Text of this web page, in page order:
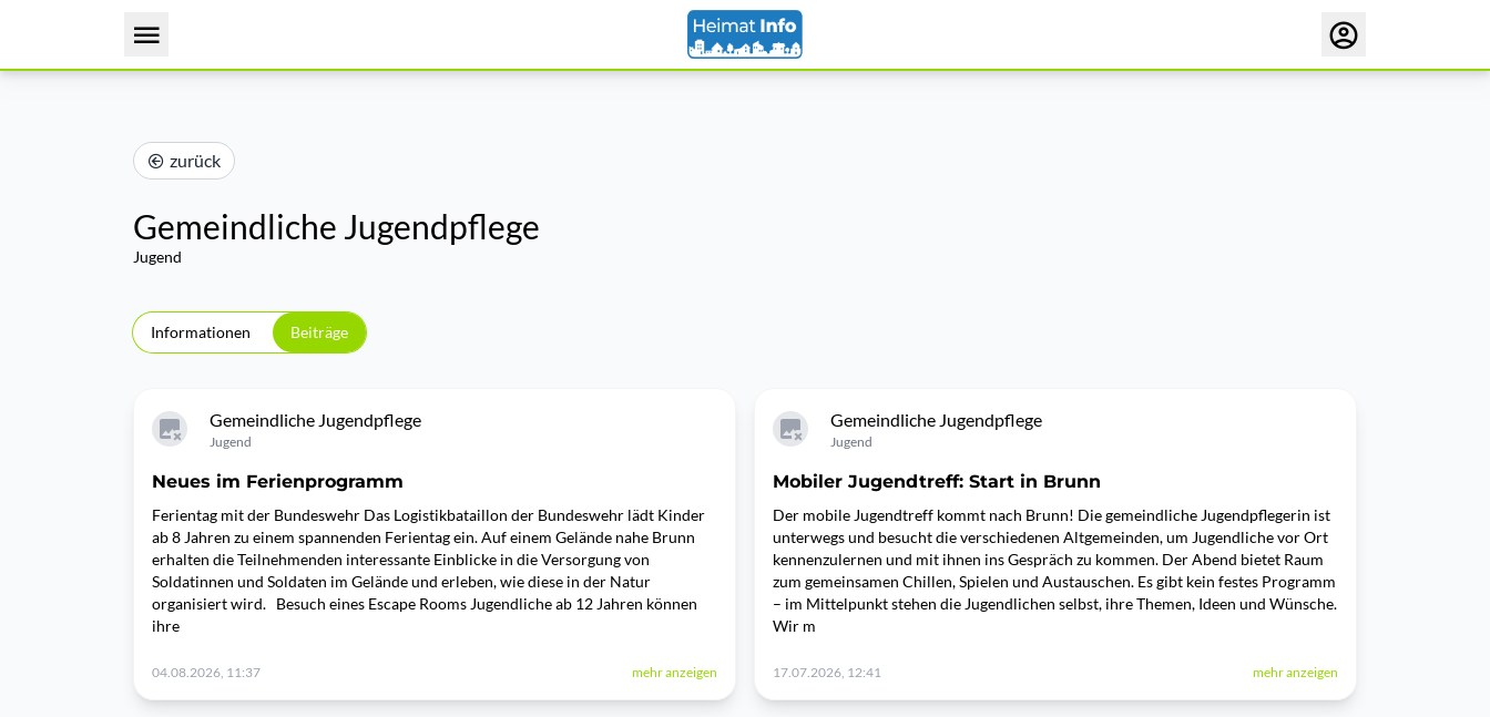
zurück
Gemeindliche Jugendpflege
Jugend
Informationen Beiträge
Gemeindliche Jugendpflege
Jugend
Neues im Ferienprogramm
Ferientag mit der Bundeswehr Das Logistikbataillon der Bundeswehr lädt Kinder
ab 8 Jahren zu einem spannenden Ferientag ein. Auf einem Gelände nahe Brunn
erhalten die Teilnehmenden interessante Einblicke in die Versorgung von
Soldatinnen und Soldaten im Gelände und erleben, wie diese in der Natur
organisiert wird. Besuch eines Escape Rooms Jugendliche ab 12 Jahren können
ihre
04.08.2026, 11:37 mehr anzeigen
Gemeindliche Jugendpflege
Jugend
Mobiler Jugendtreff: Start in Brunn
Der mobile Jugendtreff kommt nach Brunn! Die gemeindliche Jugendpflegerin ist
unterwegs und besucht die verschiedenen Altgemeinden, um Jugendliche vor Ort
kennenzulernen und mit ihnen ins Gespräch zu kommen. Der Abend bietet Raum
zum gemeinsamen Chillen, Spielen und Austauschen. Es gibt kein festes Programm
– im Mittelpunkt stehen die Jugendlichen selbst, ihre Themen, Ideen und Wünsche.
Wir m
17.07.2026, 12:41 mehr anzeigen